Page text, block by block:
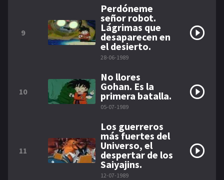
9
Perdóneme
señor robot.
Lágrimas que
desaparecen en
el desierto.
28-06-1989
10
No llores
Gohan. Es la
primera batalla.
05-07-1989
11
Los guerreros
más fuertes del
Universo, el
despertar de los
Saiyajins.
12-07-1989